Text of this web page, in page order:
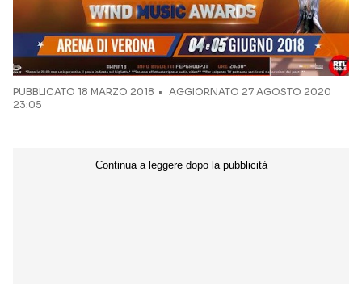
PUBBLICATO 18 MARZO 2018
AGGIORNATO 27 AGOSTO 2020
23:05